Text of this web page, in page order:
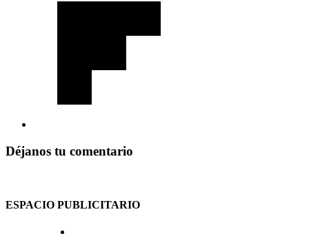
Déjanos tu comentario
ESPACIO PUBLICITARIO